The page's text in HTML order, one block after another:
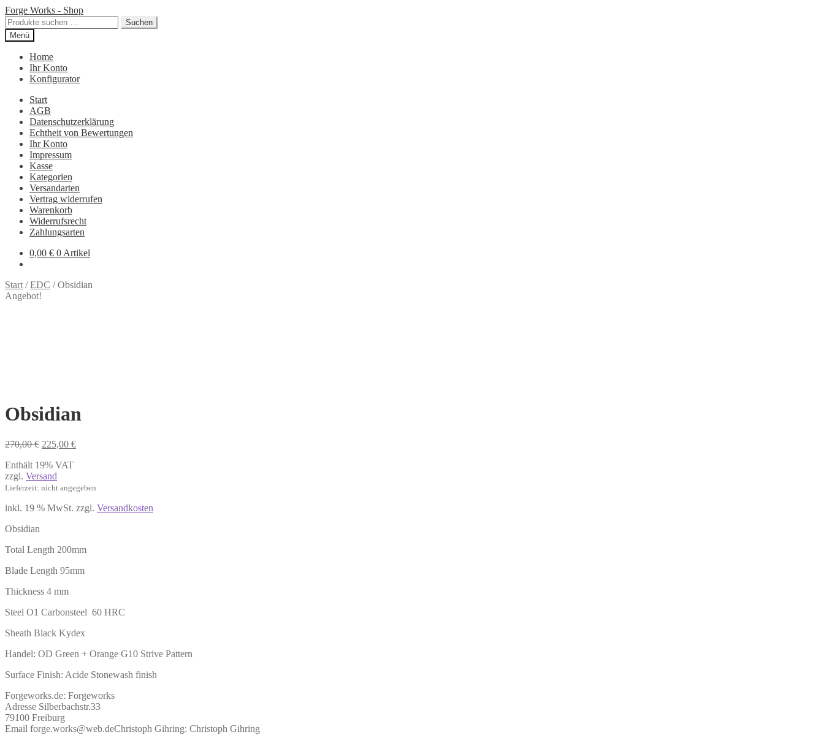
Zur
Navigation
springen
Zum
Inhalt
springen
Forge Works - Shop
Suchen
nach:
Suchen
Menü
Home
Ihr Konto
Konfigurator
Start
AGB
Datenschutzerklärung
Echtheit von Bewertungen
Ihr Konto
Impressum
Kasse
Kategorien
Versandarten
Vertrag widerrufen
Warenkorb
Widerrufsrecht
Zahlungsarten
0,00 € 0 Artikel
Start /EDC /Obsidian
Angebot!
Obsidian
270,00€ Ursprünglicher
war:
270,00 €
225,00 €Aktueller
Enthält 19% VAT
zzgl. Versand
Lieferzeit: nicht angegeben
inkl. 19 % MwSt. zzgl. Versandkosten
Obsidian
Total Length 200mm
Blade Length 95mm
Thickness 4 mm
Steel O1 Carbonsteel 60 HRC
Sheath Black Kydex
Handel: OD Green + Orange G10 Strive Pattern
Surface Finish: Acide Stonewash finish
Forgeworks.de: Forgeworks
Adresse Silberbachstr.33
79100 Freiburg
Email forge.works@web.deChristoph Gihring: Christoph Gihring